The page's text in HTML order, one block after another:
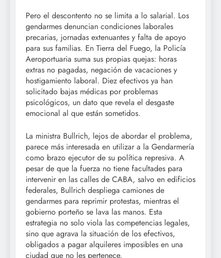
Pero el descontento no se limita a lo salarial. Los
gendarmes denuncian condiciones laborales
precarias, jornadas extenuantes y falta de apoyo
para sus familias. En Tierra del Fuego, la Policía
Aeroportuaria suma sus propias quejas: horas
extras no pagadas, negación de vacaciones y
hostigamiento laboral. Diez efectivos ya han
solicitado bajas médicas por problemas
psicológicos, un dato que revela el desgaste
emocional al que están sometidos.
La ministra Bullrich, lejos de abordar el problema,
parece más interesada en utilizar a la Gendarmería
como brazo ejecutor de su política represiva. A
pesar de que la fuerza no tiene facultades para
intervenir en las calles de CABA, salvo en edificios
federales, Bullrich despliega camiones de
gendarmes para reprimir protestas, mientras el
gobierno porteño se lava las manos. Esta
estrategia no solo viola las competencias legales,
sino que agrava la situación de los efectivos,
obligados a pagar alquileres imposibles en una
ciudad que no les pertenece.